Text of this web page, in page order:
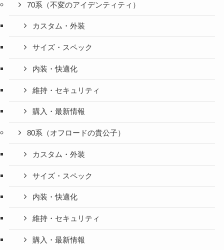
70系（不変のアイデンティティ）
カスタム・外装
サイズ・スペック
内装・快適化
維持・セキュリティ
購入・最新情報
80系（オフロードの貴公子）
カスタム・外装
サイズ・スペック
内装・快適化
維持・セキュリティ
購入・最新情報